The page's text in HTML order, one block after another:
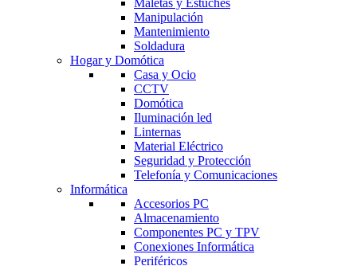
Maletas y Estuches
Manipulación
Mantenimiento
Soldadura
Hogar y Domótica
Casa y Ocio
CCTV
Domótica
Iluminación led
Linternas
Material Eléctrico
Seguridad y Protección
Telefonía y Comunicaciones
Informática
Accesorios PC
Almacenamiento
Componentes PC y TPV
Conexiones Informática
Periféricos